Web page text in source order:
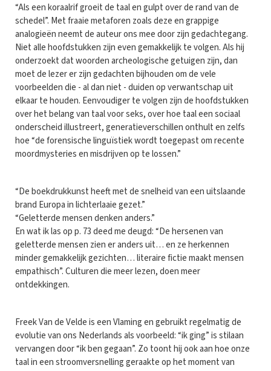
“Als een koraalrif groeit de taal en gulpt over de rand van de
schedel”. Met fraaie metaforen zoals deze en grappige
analogieën neemt de auteur ons mee door zijn gedachtegang.
Niet alle hoofdstukken zijn even gemakkelijk te volgen. Als hij
onderzoekt dat woorden archeologische getuigen zijn, dan
moet de lezer er zijn gedachten bijhouden om de vele
voorbeelden die - al dan niet - duiden op verwantschap uit
elkaar te houden. Eenvoudiger te volgen zijn de hoofdstukken
over het belang van taal voor seks, over hoe taal een sociaal
onderscheid illustreert, generatieverschillen onthult en zelfs
hoe “de forensische linguïstiek wordt toegepast om recente
moordmysteries en misdrijven op te lossen.”
“De boekdrukkunst heeft met de snelheid van een uitslaande
brand Europa in lichterlaaie gezet.”
“Geletterde mensen denken anders.”
En wat ik las op p. 73 deed me deugd: “De hersenen van
geletterde mensen zien er anders uit… en ze herkennen
minder gemakkelijk gezichten… literaire fictie maakt mensen
empathisch”. Culturen die meer lezen, doen meer
ontdekkingen.
Freek Van de Velde is een Vlaming en gebruikt regelmatig de
evolutie van ons Nederlands als voorbeeld: “ik ging” is stilaan
vervangen door “ik ben gegaan”. Zo toont hij ook aan hoe onze
taal in een stroomversnelling geraakte op het moment van